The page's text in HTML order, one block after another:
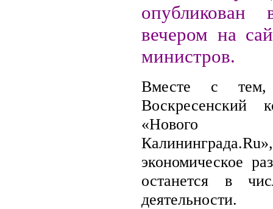
опубликован
вечером на
министров.
Вместе с тем,
Воскресенский
«Нового
экономическое
останется в
деятельности.